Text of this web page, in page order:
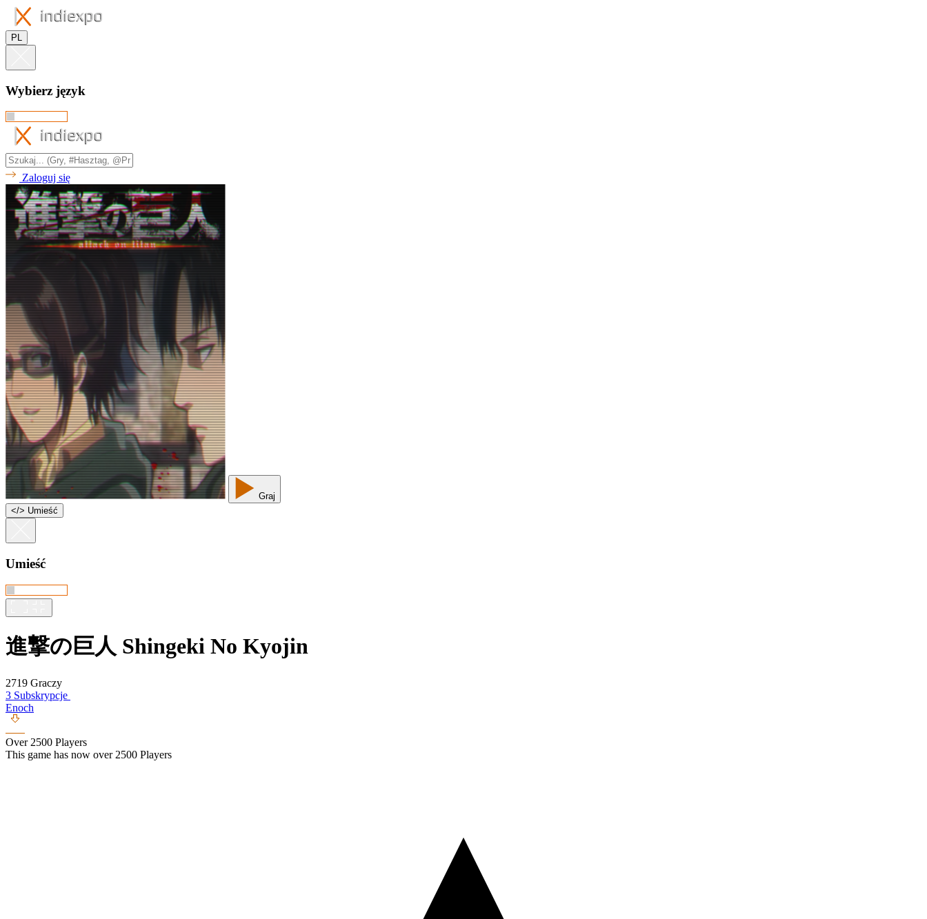
PL
Wybierz język
Zaloguj się
Graj
</> Umieść
Umieść
進撃の巨人 Shingeki No Kyojin
2719 Graczy
3 Subskrypcje
Enoch
Over 2500 Players
This game has now over 2500 Players